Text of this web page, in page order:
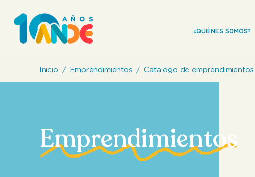
¿QUIÈNES SOMOS?
Inicio Emprendimientos Catalogo de emprendimientos
Emprendimientos